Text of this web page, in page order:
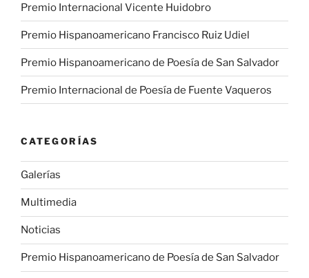
Premio Internacional Vicente Huidobro
Premio Hispanoamericano Francisco Ruiz Udiel
Premio Hispanoamericano de Poesía de San Salvador
Premio Internacional de Poesía de Fuente Vaqueros
CATEGORÍAS
Galerías
Multimedia
Noticias
Premio Hispanoamericano de Poesía de San Salvador